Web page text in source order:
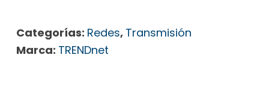
Categorías: Redes, Transmisión
Marca: TRENDnet